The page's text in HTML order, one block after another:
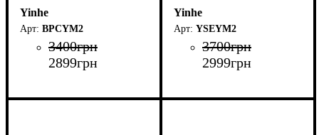
Yinhe
BPCYM2
3400грн
2899грн
(Ракетка собрана в
ручную)
Yinhe
YSEYM2
3700грн
2999грн